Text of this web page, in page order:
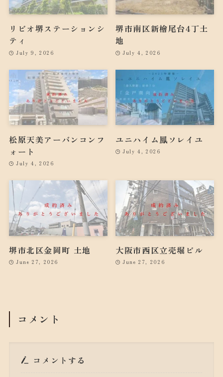
リビオ堺ステーションシ
ティ
July 9, 2026
堺市南区新檜尾台4丁土
地
July 4, 2026
松原天美アーバンコンフ
ォート
July 4, 2026
ユニハイム鳳ソレイユ
July 4, 2026
堺市北区金岡町 土地
June 27, 2026
大阪市西区立売堀ビル
June 27, 2026
コメント
コメントする